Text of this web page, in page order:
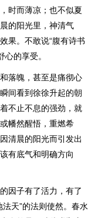
时而薄凉；也不似夏
的阳光里，神清气
果。不敢说“腹有诗书
的享受。
落魄，甚至是痛彻心
间看到徐徐升起的朝
不止不息的强劲，就
幡然醒悟，重燃希
清晨的阳光而引发出
有底气和明确方向
因子有了活力，有了
天”的法则使然。春水